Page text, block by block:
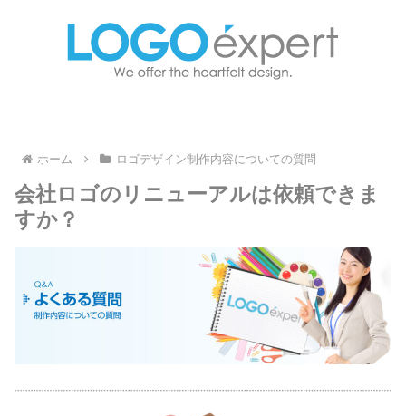
ホーム ロゴデザイン制作内容についての質問
会社ロゴのリニューアルは依頼できま
すか？